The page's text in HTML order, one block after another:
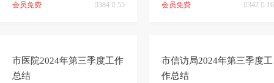
写
员
会员免费 384  55 会员免费 342  16
市医院2024年第三季度工作
总结
市信访局2024年第三季度工
作总结